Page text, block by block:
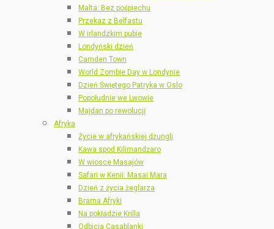
Malta: Bez pośpiechu
Przekaz z Belfastu
W irlandzkim pubie
Londyński dzień
Camden Town
World Zombie Day w Londynie
Dzień Świętego Patryka w Oslo
Popołudnie we Lwowie
Majdan po rewolucji
Afryka
Życie w afrykańskiej dżungli
Kawa spod Kilimandżaro
W wiosce Masajów
Safari w Kenii: Masai Mara
Dzień z życia żeglarza
Brama Afryki
Na pokładzie Krilla
Odbicia Casablanki